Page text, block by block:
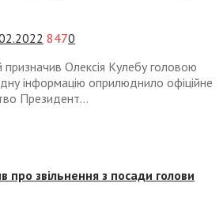
8470
Олексія Кулебу головою
інформацію оприлюднило офіційне
Президент...
про звільнення з посади голови